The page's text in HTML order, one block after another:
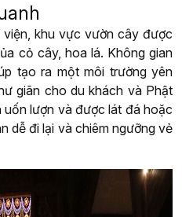
khu vực vườn cây được
cỏ cây, hoa lá. Không gian
tạo ra một môi trường yên
giãn cho du khách và Phật
lượn và được lát đá hoặc
dễ đi lại và chiêm ngưỡng vẻ